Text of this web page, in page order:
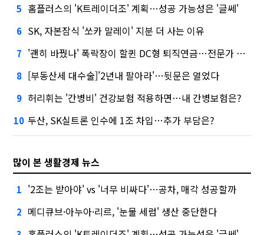
5 홈플러스의 'K트레이더조' 계획…성공 가능성은 '글쎄'
6 SK, 자본잠식 '쏘카 말레이' 지분 더 사는 이유
7 '괜히 바꿨나' 폭락장이 할퀸 DC형 퇴직연금…전문가 조언은
8 [부동산세 대수술]'2년내 팔아라'…뒷문은 열었다
9 허리휘는 '간병비' 건강보험 적용하면…내 간병보험은?
10 두산, SK실트론 인수에 1조 차입…추가 부담은?
많이 본 생활경제 뉴스
1 '2조는 받아야' vs '너무 비싸다'…공차, 매각 성공할까
2 메디큐브·아누아·리르, '눈물 세럼' 생산 중단한다